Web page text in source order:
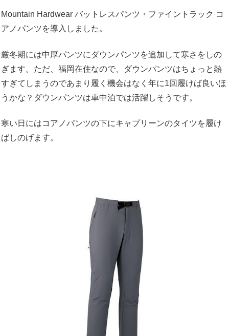
Mountain Hardwear バットレスパンツ・ファイントラック コ
アノパンツを導入しました。
厳冬期には中厚パンツにダウンパンツを追加して寒さをしの
ぎます。ただ、福岡在住なので、ダウンパンツはちょっと熱
すぎてしまうのであまり履く機会はなく年に1回履けば良いほ
うかな？ダウンパンツは車中泊では活躍しそうです。
寒い日にはコアノパンツの下にキャプリーンのタイツを履け
ばしのげます。